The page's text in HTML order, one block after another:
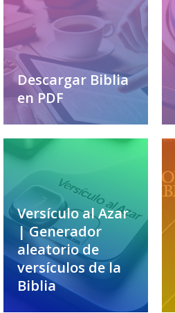
Descargar Biblia
en PDF
Versículo al Azar
| Generador
aleatorio de
versículos de la
Biblia